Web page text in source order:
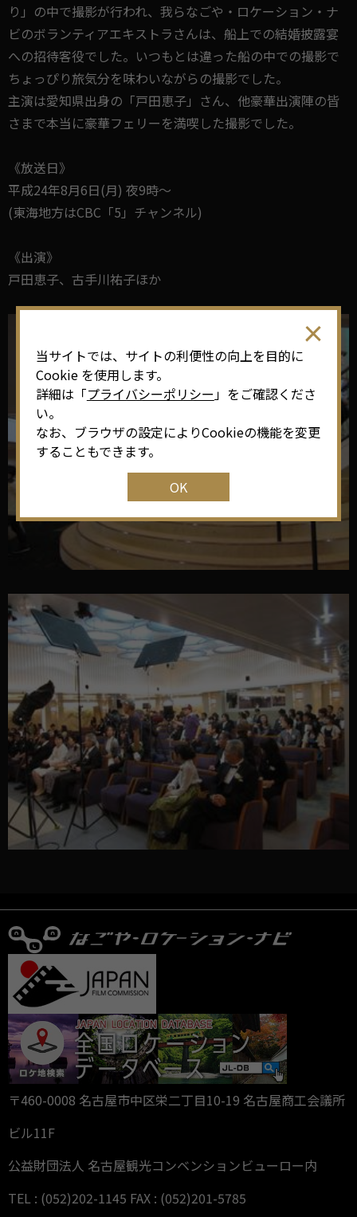
り」の中で撮影が行われ、我らなごや・ロケーション・ナ
ビのボランティアエキストラさんは、船上での結婚披露宴
への招待客役でした。いつもとは違った船の中での撮影で
ちょっぴり旅気分を味わいながらの撮影でした。
主演は愛知県出身の「戸田恵子」さん、他豪華出演陣の皆
さまで本当に豪華フェリーを満喫した撮影でした。
《放送日》
平成24年8月6日(月) 夜9時～
(東海地方はCBC「5」チャンネル)
《出演》
戸田恵子、古手川祐子ほか
〒460-0008 名古屋市中区栄二丁目10-19 名古屋商工会議所
ビル11F
公益財団法人 名古屋観光コンベンションビューロー内
TEL : (052)202-1145 FAX : (052)201-5785
当サイトでは、サイトの利便性の向上を目的に
Cookie を使用します。
詳細は「プライバシーポリシー」をご確認くださ
い。
なお、ブラウザの設定によりCookieの機能を変更
することもできます。
OK